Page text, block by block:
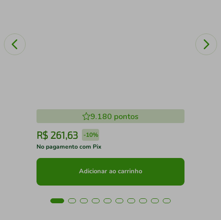
9.180 pontos
R$ 261,63 -10%
No pagamento com Pix
Adicionar ao carrinho